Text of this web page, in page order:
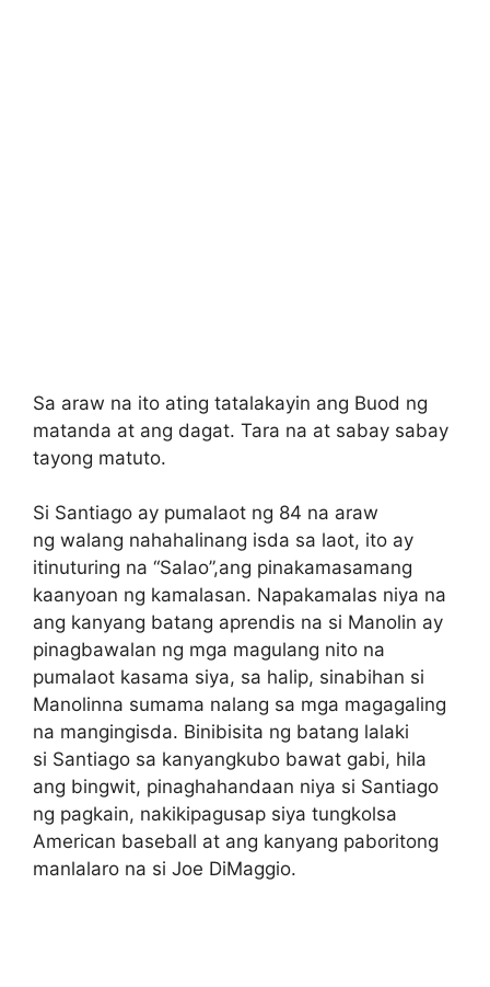
Sa araw na ito ating tatalakayin ang Buod ng
matanda at ang dagat. Tara na at sabay sabay
tayong matuto.
Si Santiago ay pumalaot ng 84 na araw
ng walang nahahalinang isda sa laot, ito ay
itinuturing na “Salao”,ang pinakamasamang
kaanyoan ng kamalasan. Napakamalas niya na
ang kanyang batang aprendis na si Manolin ay
pinagbawalan ng mga magulang nito na
pumalaot kasama siya, sa halip, sinabihan si
Manolinna sumama nalang sa mga magagaling
na mangingisda. Binibisita ng batang lalaki
si Santiago sa kanyangkubo bawat gabi, hila
ang bingwit, pinaghahandaan niya si Santiago
ng pagkain, nakikipagusap siya tungkolsa
American baseball at ang kanyang paboritong
manlalaro na si Joe DiMaggio.